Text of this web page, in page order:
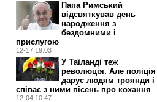
Папа Римський
відсвяткував день
народження з
бездомними і
прислугою
12-17 19:03
У Таїланді теж
революція. Але поліція
дарує людям троянди і
співає з ними пісень про кохання
12-04 10:47